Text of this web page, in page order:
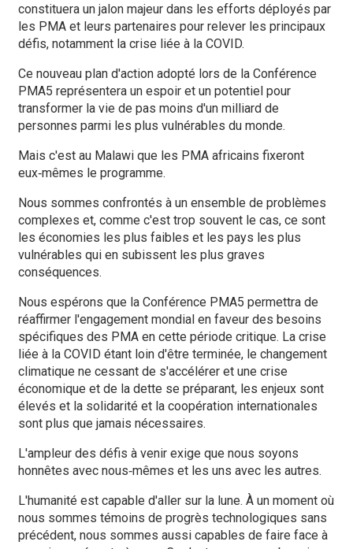
constituera un jalon majeur dans les efforts déployés par
les PMA et leurs partenaires pour relever les principaux
défis, notamment la crise liée à la COVID.
Ce nouveau plan d'action adopté lors de la Conférence
PMA5 représentera un espoir et un potentiel pour
transformer la vie de pas moins d'un milliard de
personnes parmi les plus vulnérables du monde.
Mais c'est au Malawi que les PMA africains fixeront
eux‑mêmes le programme.
Nous sommes confrontés à un ensemble de problèmes
complexes et, comme c'est trop souvent le cas, ce sont
les économies les plus faibles et les pays les plus
vulnérables qui en subissent les plus graves
conséquences.
Nous espérons que la Conférence PMA5 permettra de
réaffirmer l'engagement mondial en faveur des besoins
spécifiques des PMA en cette période critique. La crise
liée à la COVID étant loin d'être terminée, le changement
climatique ne cessant de s'accélérer et une crise
économique et de la dette se préparant, les enjeux sont
élevés et la solidarité et la coopération internationales
sont plus que jamais nécessaires.
L'ampleur des défis à venir exige que nous soyons
honnêtes avec nous‑mêmes et les uns avec les autres.
L'humanité est capable d'aller sur la lune. À un moment où
nous sommes témoins de progrès technologiques sans
précédent, nous sommes aussi capables de faire face à